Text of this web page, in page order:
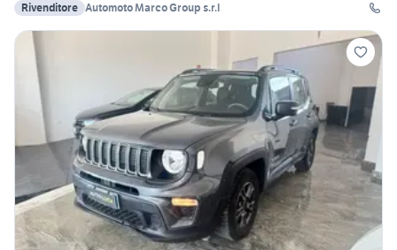
Rivenditore Automoto Marco Group s.r.l